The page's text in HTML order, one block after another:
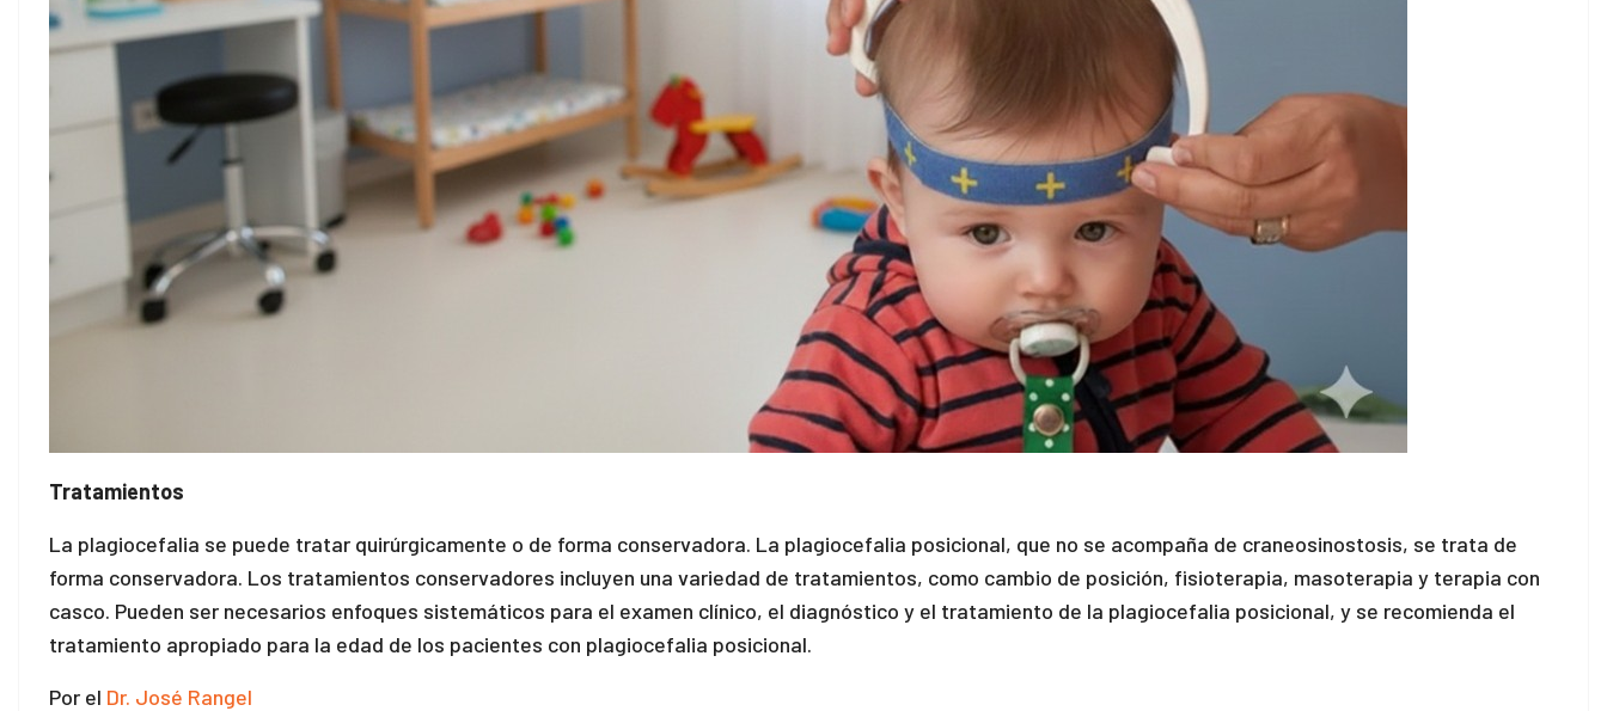
Tratamientos
La plagiocefalia se puede tratar quirúrgicamente o de forma conservadora. La plagiocefalia posicional, que no se acompaña de craneosinostosis, se trata de
forma conservadora. Los tratamientos conservadores incluyen una variedad de tratamientos, como cambio de posición, fisioterapia, masoterapia y terapia con
casco. Pueden ser necesarios enfoques sistemáticos para el examen clínico, el diagnóstico y el tratamiento de la plagiocefalia posicional, y se recomienda el
tratamiento apropiado para la edad de los pacientes con plagiocefalia posicional.
Por el Dr. José Rangel